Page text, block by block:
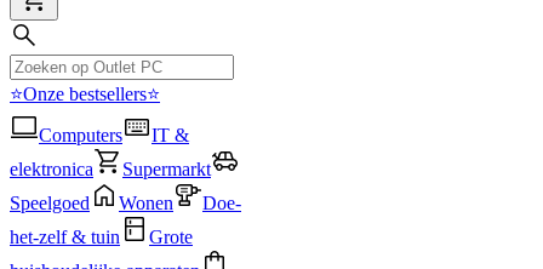
⭐Onze bestsellers⭐
Computers
IT &
elektronica
Supermarkt
Speelgoed
Wonen
Doe-
het-zelf & tuin
Grote